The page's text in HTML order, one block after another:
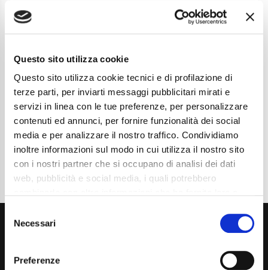
Questo sito utilizza cookie
Questo sito utilizza cookie tecnici e di profilazione di
terze parti, per inviarti messaggi pubblicitari mirati e
servizi in linea con le tue preferenze, per personalizzare
contenuti ed annunci, per fornire funzionalità dei social
media e per analizzare il nostro traffico. Condividiamo
inoltre informazioni sul modo in cui utilizza il nostro sito
con i nostri partner che si occupano di analisi dei dati
web, pubblicità e social media, i quali potrebbero
mera chiusura del banner non comporta l’accettazione
Selection
Necessari
Preferenze
51.850
Chilometraggio
Cambio
Automatico
Normativa Euro
Euro6d-ISC-FCM
Dettaglio